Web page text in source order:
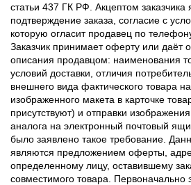
статьи 437 ГК РФ. Акцептом заказчика
подтверждение заказа, согласие с
которую огласит продавец по
Заказчик принимает оферту или даёт
описания продавцом: наименования
условий доставки, отличия
внешнего вида фактического товара
изображенного макета в карточке
присутствуют) и отправки
аналога на электронный почтовый
было заявлено такое требование.
являются предложением оферты,
определенному лицу, оставившему
совместимого товара. Первоначально